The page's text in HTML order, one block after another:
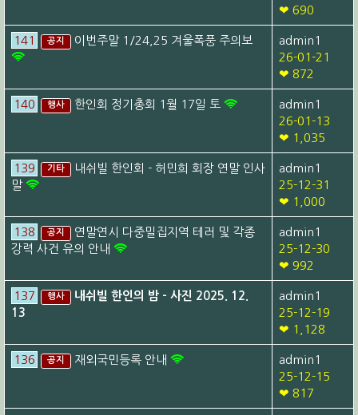
❤ 690
141 공지 이번주말 1/24,25 겨울폭풍 주의보
admin1
26-01-21
❤ 872
140 행사 한인회 정기총회 1월 17일 토
admin1
26-01-13
❤ 1,035
139 기타
내쉬빌 한인회 - 허민희 회장 연말 인사
말
admin1
25-12-31
❤ 1,000
138 공지
연말연시 다중밀집지역 테러 및 각종
강력 사건 유의 안내
admin1
25-12-30
❤ 992
137 행사
내쉬빌 한인의 밤 - 사진 2025. 12.
13
admin1
25-12-19
❤ 1,128
136 공지 재외국민등록 안내
admin1
25-12-15
❤ 817